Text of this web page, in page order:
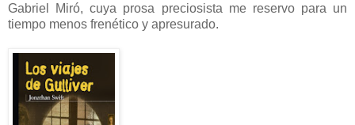
Gabriel Miró, cuya prosa preciosista me reservo para un
tiempo menos frenético y apresurado.